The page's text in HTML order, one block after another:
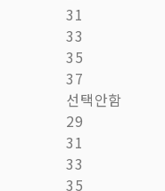
31
33
35
37
선택안함
29
31
33
35